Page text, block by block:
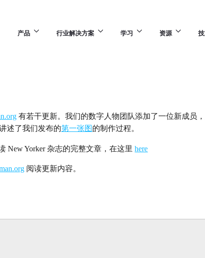
产品 行业解决方案 学习 资源
有若干更新。我们的数字人物团队添加了一位新成员，
述了我们发布的第一张图 的制作过程。
New Yorker 杂志的完整文章，在这里here
阅读更新内容。